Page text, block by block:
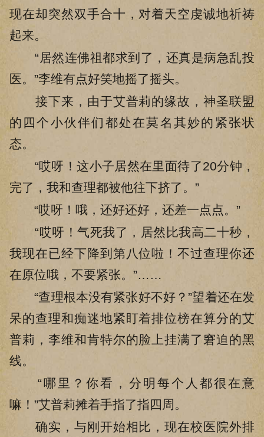
现在却突然双手合十，对着天空虔诚地祈祷
起来。
“居然连佛祖都求到了，还真是病急乱投
医。”李维有点好笑地摇了摇头。
接下来，由于艾普莉的缘故，神圣联盟
的四个小伙伴们都处在莫名其妙的紧张状
态。
“哎呀！这小子居然在里面待了20分钟，
完了，我和查理都被他往下挤了。”
“哎呀！哦，还好还好，还差一点点。”
“哎呀！气死我了，居然比我高二十秒，
我现在已经下降到第八位啦！不过查理你还
在原位哦，不要紧张。”……
“查理根本没有紧张好不好？”望着还在发
呆的查理和痴迷地紧盯着排位榜在算分的艾
普莉，李维和肯特尔的脸上挂满了窘迫的黑
线。
“哪里？你看，分明每个人都很在意
嘛！”艾普莉摊着手指了指四周。
确实，与刚开始相比，现在校医院外排